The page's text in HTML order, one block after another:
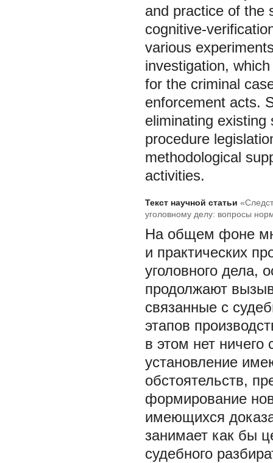
and practice of the
cognitive-
various
investigation,
for the criminal
enforcement acts.
eliminating
procedure
methodological
activities.
Текст научной статьи
уголовному делу: вопросы
На общем фоне
и практических
уголовного дела,
продолжают
связанные с
этапов
в этом нет
установление
обстоятельств,
формирование
имеющихся
занимает как бы
судебного